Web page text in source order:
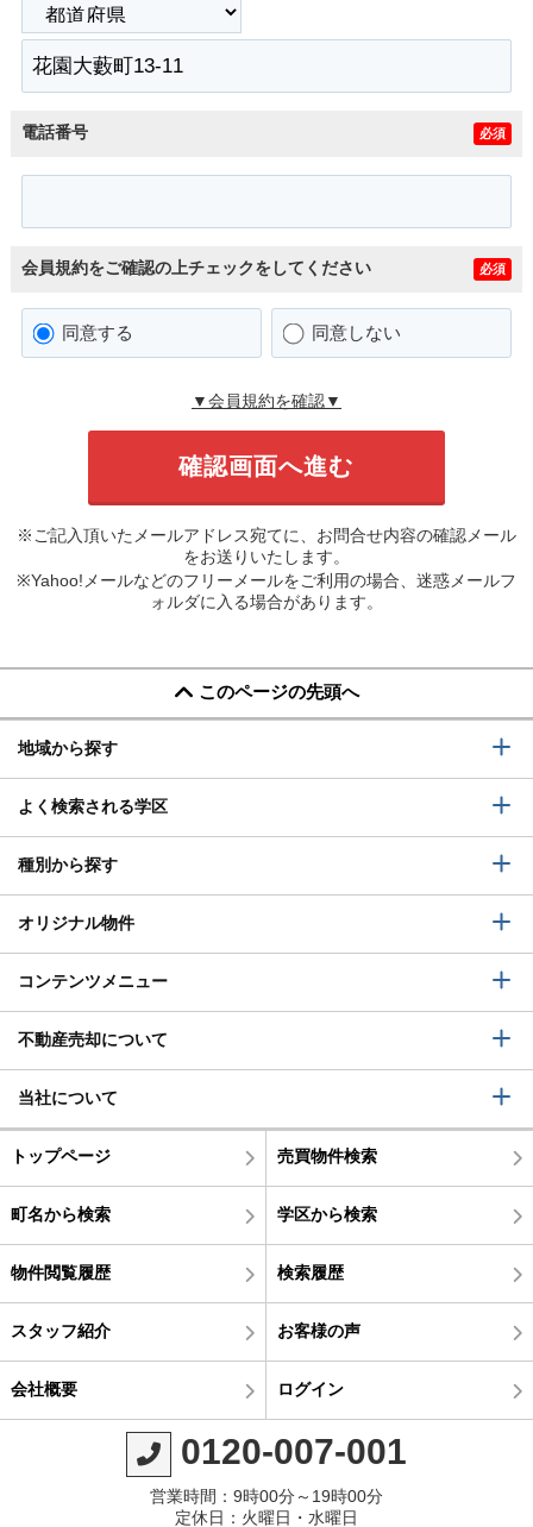
電話番号 必須
会員規約をご確認の上チェックをしてください 必須
同意する 同意しない
▼会員規約を確認▼
※ご記入頂いたメールアドレス宛てに、お問合せ内容の確認メール
をお送りいたします。
※Yahoo!メールなどのフリーメールをご利用の場合、迷惑メールフ
ォルダに入る場合があります。
このページの先頭へ
地域から探す
よく検索される学区
種別から探す
オリジナル物件
コンテンツメニュー
不動産売却について
当社について
トップページ 売買物件検索
町名から検索 学区から検索
物件閲覧履歴 検索履歴
スタッフ紹介 お客様の声
会社概要 ログイン
0120-007-001
営業時間：9時00分～19時00分
定休日：火曜日・水曜日